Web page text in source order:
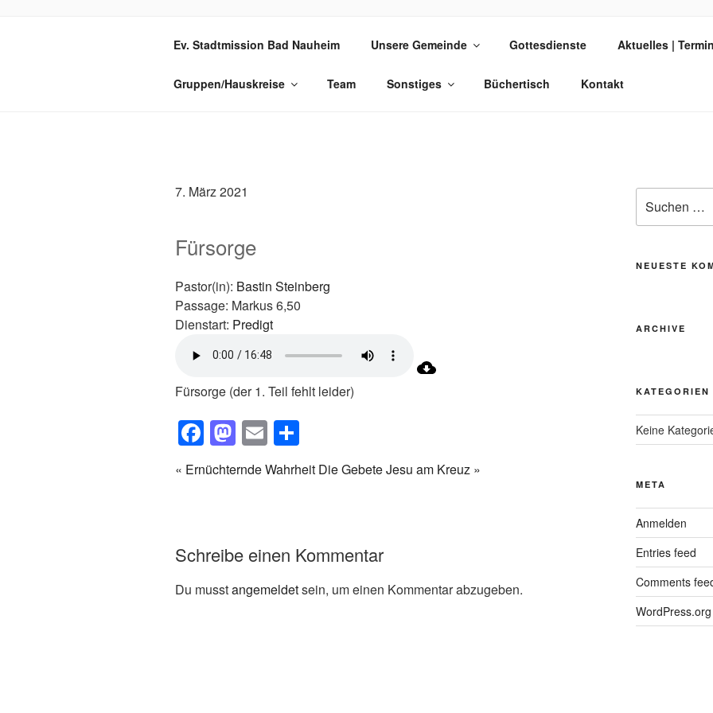
GEMEINDE AM PARK
Ev. Stadtmission Bad Nauheim Unsere Gemeinde Gottesdienste Aktuelles |
Gruppen/Hauskreise Team Sonstiges Büchertisch Kontakt
7. März 2021
Fürsorge
Pastor(in): Bastin Steinberg
Passage: Markus 6,50
Dienstart: Predigt
Fürsorge (der 1. Teil fehlt leider)
F
a
c
o
o
M
a
st
o
n
E
m
ail
eil
e
« Ernüchternde Wahrheit Die Gebete Jesu am Kreuz »
Schreibe einen Kommentar
Du musstangemeldetsein, um einen Kommentar abzugeben.
nach:
NEUESTE
ARCHIVE
KATEGORIEN
Keine
META
Anmelden
Entries feed
Comments
WordPress.org